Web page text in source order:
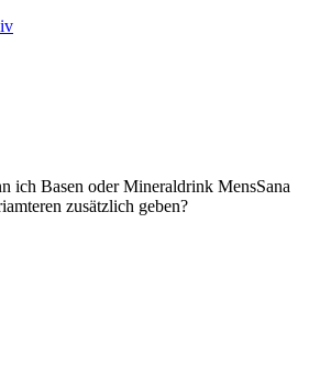
ich Basen oder Mineraldrink MensSana
zusätzlich geben?